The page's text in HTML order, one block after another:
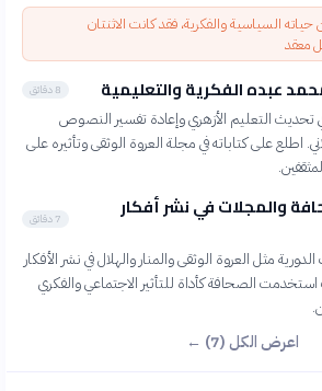
السياسية والفكرية، فقد كانت الاثنتان
معقد
عبده الفكرية والتعليمية 8 دقائق
تحديث التعليم الأزهري وإعادة تفسير النصوص
اطلع على كتاباته في مجلة العروة الوثقى وتأثيره على
والمجلات في نشر أفكار
7 دقائق
مثل العروة الوثقى والمنار والهلال في نشر الأفكار
الصحافة كأداة للتأثير الاجتماعي والفكري
اعرض الكل (7) ←